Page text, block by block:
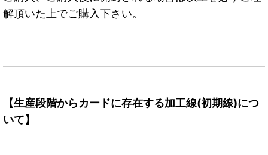
解頂いた上でご購入下さい。
【生産段階からカードに存在する加工線(初期線)につ
いて】